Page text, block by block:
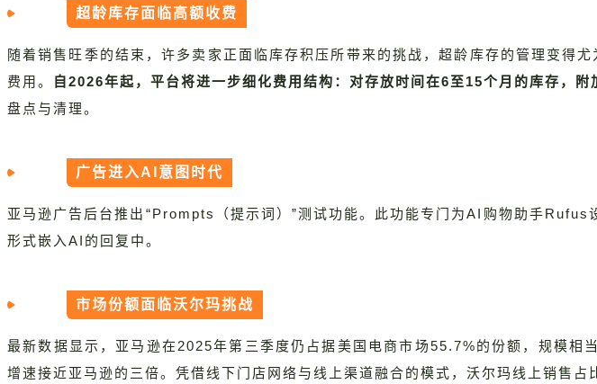
超龄库存面临高额收费
随着销售旺季的结束，许多卖家正面临库存积压所带来的挑战，超龄库存的管理变得
费用。
自2026年起，平台将进一步细化费用结构：对存放时间在6至15个月的库存，附
盘点与清理。
广告进入AI意图时代
亚马逊广告后台推出“Prompts（提示词）”测试功能。此功能专门为AI购物助手
形式嵌入AI的回复中。
市场份额面临沃尔玛挑战
最新数据显示，亚马逊在2025年第三季度仍占据美国电商市场55.7%的份额，规模相
增速接近亚马逊的三倍。凭借线下门店网络与线上渠道融合的模式，沃尔玛线上销售